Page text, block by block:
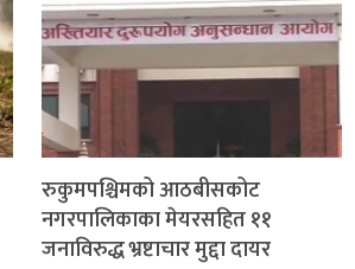
रुकुमपश्चिमको आठबीसकोट
नगरपालिकाका मेयरसहित ११
जनाविरुद्ध भ्रष्टाचार मुद्दा दायर